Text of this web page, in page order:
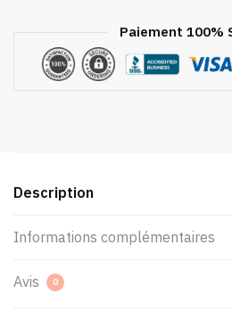
Paiement 100%
Description
Informations complémentaires
Avis 0